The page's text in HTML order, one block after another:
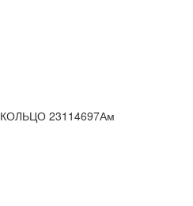
КОЛЬЦО 23114697Ам